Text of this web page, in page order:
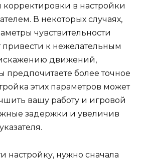
корректировки в настройки
В некоторых случаях,
чувствительности
привести к нежелательным
движений,
предпочитаете более точное
этих параметров может
вашу работу и игровой
задержки и увеличив
настройку, нужно сначала